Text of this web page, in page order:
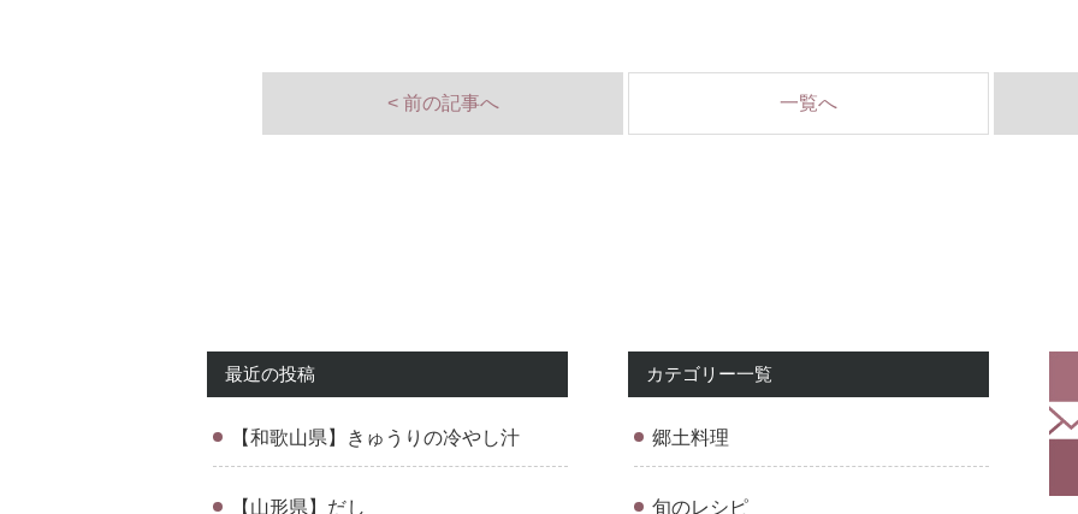
< 前の記事へ 一覧へ
最近の投稿
【和歌山県】きゅうりの冷やし汁
【山形県】だし
カテゴリー一覧
郷土料理
旬のレシピ